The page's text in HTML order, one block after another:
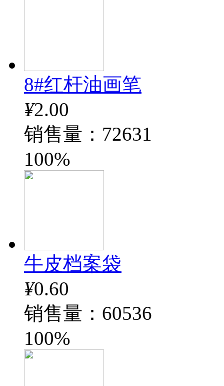
8#红杆油画笔
¥2.00
销售量：72631
100%
牛皮档案袋
¥0.60
销售量：60536
100%